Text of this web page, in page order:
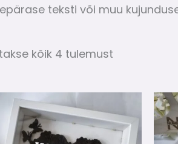
teksti või muu
kõik 4 tulemust